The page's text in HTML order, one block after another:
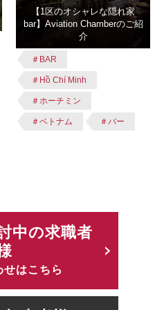
【1区のオシャレな隠れ家
bar】Aviation Chamberのご紹
介
＃BAR
＃Hồ Chí Minh
＃ホーチミン
＃ベトナム ＃バー
中の求職者
せはこちら